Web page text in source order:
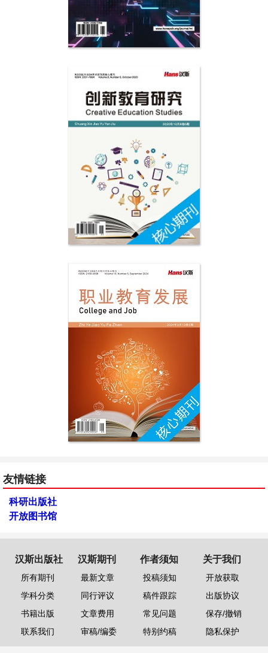
友情链接
科研出版社
开放图书馆
汉斯出版社
所有期刊
学科分类
书籍出版
联系我们
汉斯期刊
最新文章
同行评议
文章费用
审稿/编委
作者须知
投稿须知
稿件跟踪
常见问题
特别约稿
关于我们
开放获取
出版协议
保存/撤销
隐私保护